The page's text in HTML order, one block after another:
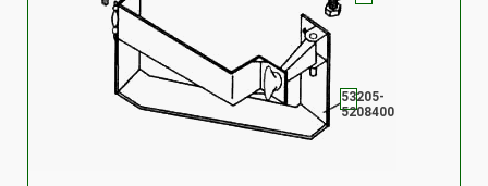
53205-
5208400